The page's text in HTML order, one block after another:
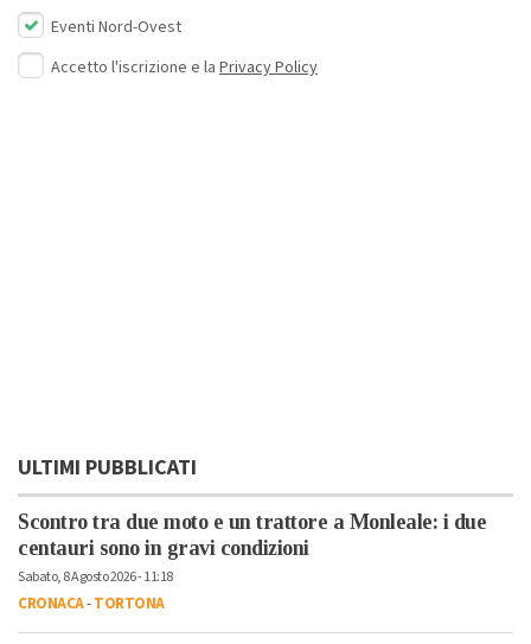
Eventi Nord-Ovest
Accetto l'iscrizione e la Privacy Policy
ULTIMI PUBBLICATI
Scontro tra due moto e un trattore a Monleale: i due
centauri sono in gravi condizioni
Sabato, 8 Agosto 2026 - 11:18
CRONACA-TORTONA